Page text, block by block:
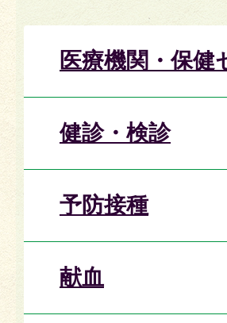
医療機関・保健
健診・検診
予防接種
献血